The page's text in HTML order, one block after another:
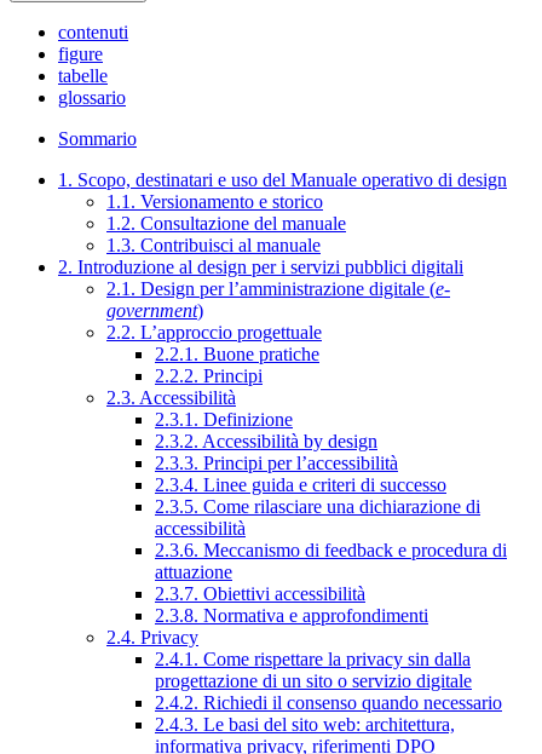
contenuti
figure
tabelle
glossario
Sommario
1. Scopo, destinatari e uso del Manuale operativo di design
1.1. Versionamento e storico
1.2. Consultazione del manuale
1.3. Contribuisci al manuale
2. Introduzione al design per i servizi pubblici digitali
2.1. Design per l’amministrazione digitale (e-
government)
2.2. L’approccio progettuale
2.2.1. Buone pratiche
2.2.2. Principi
2.3. Accessibilità
2.3.1. Definizione
2.3.2. Accessibilità by design
2.3.3. Principi per l’accessibilità
2.3.4. Linee guida e criteri di successo
2.3.5. Come rilasciare una dichiarazione di
accessibilità
2.3.6. Meccanismo di feedback e procedura di
attuazione
2.3.7. Obiettivi accessibilità
2.3.8. Normativa e approfondimenti
2.4. Privacy
2.4.1. Come rispettare la privacy sin dalla
progettazione di un sito o servizio digitale
2.4.2. Richiedi il consenso quando necessario
2.4.3. Le basi del sito web: architettura,
informativa privacy, riferimenti DPO